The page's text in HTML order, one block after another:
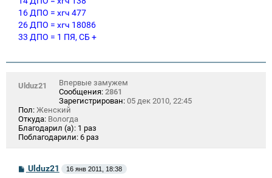
16 ДПО = хгч 477
26 ДПО = хгч 18086
33 ДПО = 1 ПЯ, СБ +
Ulduz21
Впервые замужем
Сообщения: 2861
Зарегистрирован: 05 дек 2010, 22:45
Пол: Женский
Откуда: Вологда
Благодарил (а): 1 раз
Поблагодарили: 6 раз
СUlduz21 16 янв 2011, 18:38